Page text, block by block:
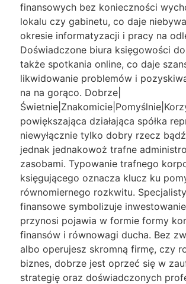
finansowych bez konieczności
lokalu czy gabinetu, co daje
okresie informatyzacji i pracy na
Doświadczone biura księgowości
także spotkania online, co daje
likwidowanie problemów i
na na gorąco. Dobrze|
powiększająca działająca spółka
niewyłącznie tylko dobry rzecz bądź
jednak jednakowoż trafne
zasobami. Typowanie trafnego
księgującego oznacza klucz ku
równomiernego rozkwitu.
finansowe symbolizuje
przynosi pojawia w formie formy
finansów i równowagi ducha. Bez
albo operujesz skromną firmę, czy
biznes, dobrze jest oprzeć się w
strategię oraz doświadczonych